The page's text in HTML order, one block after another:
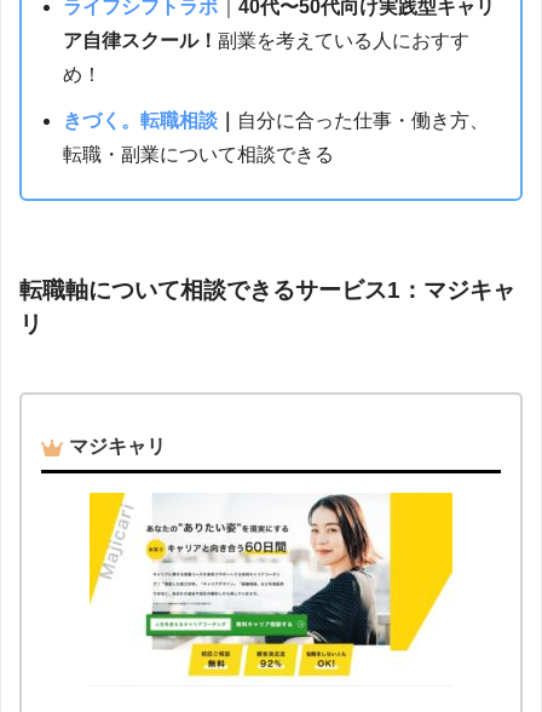
ライフシフトラボ ｜40代〜50代向け実践型キャリ
ア自律スクール！副業を考えている人におすす
め！
きづく。転職相談
自分に合った仕事・働き方、
転職・副業について相談できる
転職軸について相談できるサービス1：マジキャ
リ
マジキャリ